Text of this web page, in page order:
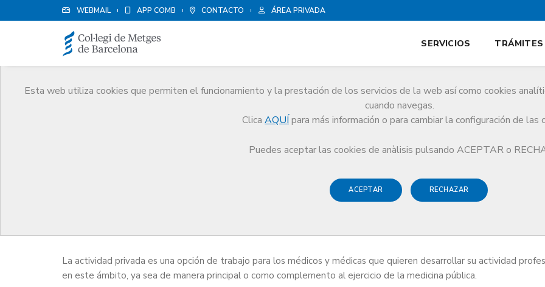
WEBMAIL APP COMB CONTACTO ÁREA PRIVADA
Esta web utiliza cookies que permiten el funcionamiento y la prestación de los servicios de la web así como cookies
cuando navegas.
Clica AQUÍ para más información o para cambiar la configuración de las
Puedes aceptar las cookies de anàlisis pulsando ACEPTAR o
ACEPTAR RECHAZAR
SERVICIOS TRÁMITES
Medicina Privada Presentación
La actividad privada es una opción de trabajo para los médicos y médicas que quieren desarrollar su actividad
en este ámbito, ya sea de manera principal o como complemento al ejercicio de la medicina pública.